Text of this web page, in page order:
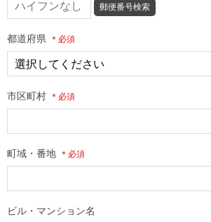
郵便番号検索
都道府県
市区町村
町域・番地
ビル・マンション名